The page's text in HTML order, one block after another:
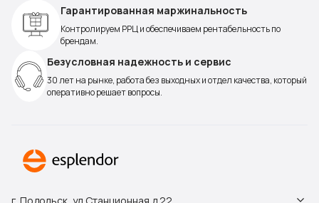
Гарантированная маржинальность
Контролируем РРЦ и обеспечиваем рентабельность по
брендам.
Безусловная надежность и сервис
30 лет на рынке, работа без выходных и отдел качества, который
оперативно решает вопросы.
г. Подольск, ул.Станционная д.22